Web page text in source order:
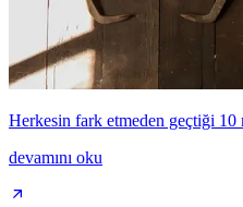
Herkesin fark etmeden geçtiği 10
devamını oku